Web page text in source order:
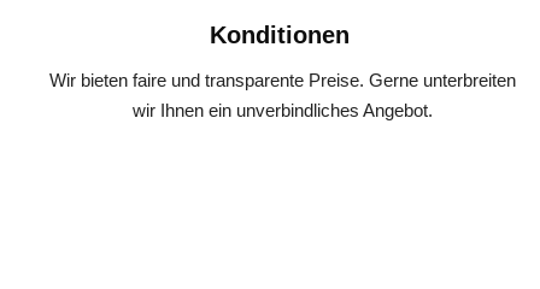
Konditionen
Wir bieten faire und transparente Preise. Gerne unterbreiten
wir Ihnen ein unverbindliches Angebot.